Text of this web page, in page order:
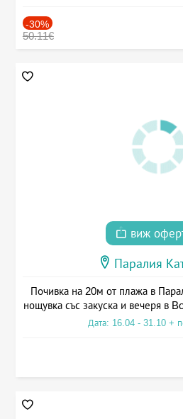
-30%
50.11€
виж
Паралия
Почивка на 20м от плажа в
нощувка със закуска и вечеря в
Дата: 16.04 - 31.10 +